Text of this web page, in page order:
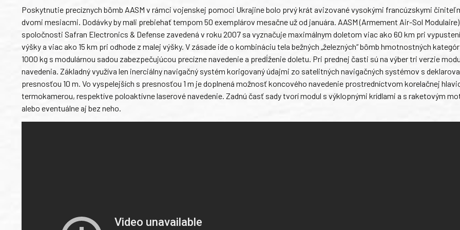
Poskytnutie precíznych bômb AASM v rámci vojenskej pomoci Ukrajine bolo prvý krát avizované vysokými francúzskymi
dvomi mesiacmi. Dodávky by mali prebiehať tempom 50 exemplárov mesačne už od januára. AASM (Armement Air-Sol Modulaire)
spoločnosti Safran Electronics & Defense zavedená v roku 2007 sa vyznačuje maximálnym doletom viac ako 60 km pri
výšky a viac ako 15 km pri odhode z malej výšky. V zásade ide o kombináciu tela bežných „železných“ bômb hmotnostných
1000 kg s modulárnou sadou zabezpečujúcou precízne navedenie a predĺženie doletu. Pri prednej časti sú na výber tri verzie
navedenia. Základný využíva len inerciálny navigačný systém korigovaný údajmi zo satelitných navigačných systémov s
presnosťou 10 m. Vo vyspelejších s presnosťou 1 m je doplnená možnosť koncového navedenie prostredníctvom korelačnej
termokamerou, respektíve poloaktívne laserové navedenie. Zadnú časť sady tvorí modul s výklopnými krídlami a s raketovým
alebo eventuálne aj bez neho.